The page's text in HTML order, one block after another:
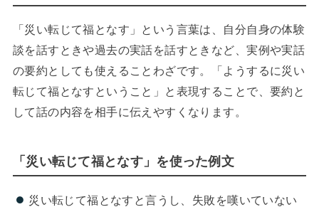
「災い転じて福となす」という言葉は、自分自身の体験
談を話すときや過去の実話を話すときなど、実例や実話
の要約としても使えることわざです。「ようするに災い
転じて福となすということ」と表現することで、要約と
して話の内容を相手に伝えやすくなります。
「災い転じて福となす」を使った例文
災い転じて福となすと言うし、失敗を嘆いていない